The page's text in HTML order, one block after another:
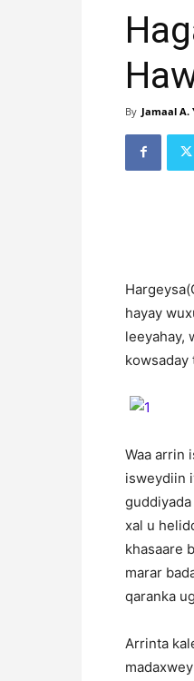
By Jamaal A.
H
hayay
leeyahay,
Waa arrin
isweydiin
xal u
khasaare
marar
qaranka
Arrinta